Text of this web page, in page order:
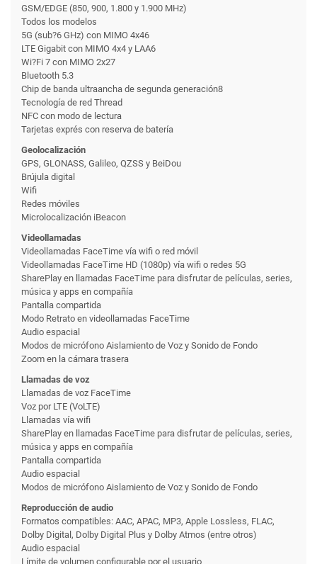
GSM/EDGE (850, 900, 1.800 y 1.900 MHz)
Todos los modelos
5G (sub?6 GHz) con MIMO 4x46
LTE Gigabit con MIMO 4x4 y LAA6
Wi?Fi 7 con MIMO 2x27
Bluetooth 5.3
Chip de banda ultraancha de segunda generación8
Tecnología de red Thread
NFC con modo de lectura
Tarjetas exprés con reserva de batería
Geolocalización
GPS, GLONASS, Galileo, QZSS y BeiDou
Brújula digital
Wifi
Redes móviles
Microlocalización iBeacon
Videollamadas
Videollamadas FaceTime vía wifi o red móvil
Videollamadas FaceTime HD (1080p) vía wifi o redes 5G
SharePlay en llamadas FaceTime para disfrutar de películas, series,
música y apps en compañía
Pantalla compartida
Modo Retrato en videollamadas FaceTime
Audio espacial
Modos de micrófono Aislamiento de Voz y Sonido de Fondo
Zoom en la cámara trasera
Llamadas de voz
Llamadas de voz FaceTime
Voz por LTE (VoLTE)
Llamadas vía wifi
SharePlay en llamadas FaceTime para disfrutar de películas, series,
música y apps en compañía
Pantalla compartida
Audio espacial
Modos de micrófono Aislamiento de Voz y Sonido de Fondo
Reproducción de audio
Formatos compatibles: AAC, APAC, MP3, Apple Lossless, FLAC,
Dolby Digital, Dolby Digital Plus y Dolby Atmos (entre otros)
Audio espacial
Límite de volumen configurable por el usuario